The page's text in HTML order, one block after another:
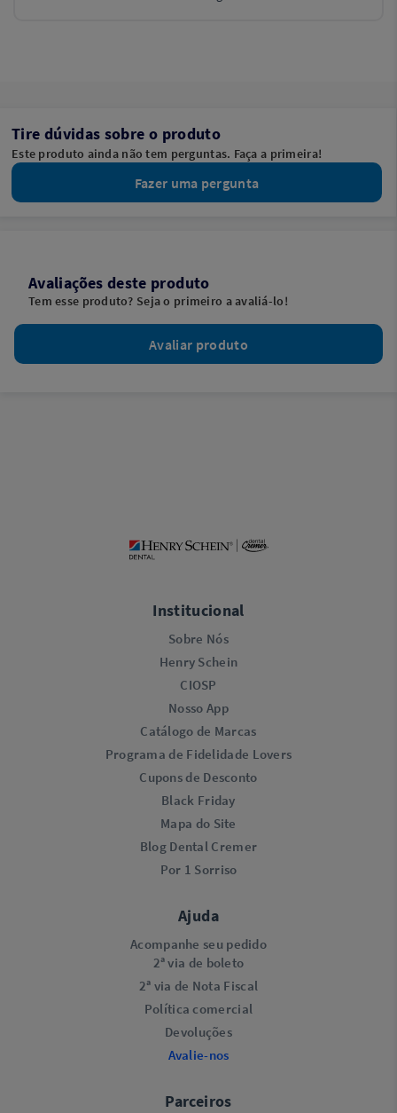
Tire dúvidas sobre o produto
Este produto ainda não tem perguntas. Faça a primeira!
Fazer uma pergunta
Avaliações deste produto
Tem esse produto? Seja o primeiro a avaliá-lo!
Avaliar produto
Institucional
Sobre Nós
Henry Schein
CIOSP
Nosso App
Catálogo de Marcas
Programa de Fidelidade Lovers​
Cupons de Desconto
Black Friday
Mapa do Site
Blog Dental Cremer
Por 1 Sorriso
Ajuda
Acompanhe seu pedido
2ª via de boleto
2ª via de Nota Fiscal
Política comercial
Devoluções
Avalie-nos
Parceiros